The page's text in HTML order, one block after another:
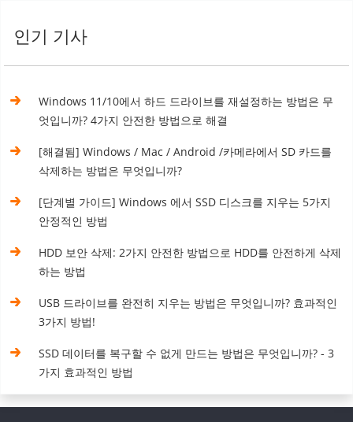
인기 기사
Windows 11/10에서 하드 드라이브를 재설정하는 방법은 무
엇입니까? 4가지 안전한 방법으로 해결
[해결됨] Windows / Mac / Android /카메라에서 SD 카드를
삭제하는 방법은 무엇입니까?
[단계별 가이드] Windows 에서 SSD 디스크를 지우는 5가지
안정적인 방법
HDD 보안 삭제: 2가지 안전한 방법으로 HDD를 안전하게 삭제
하는 방법
USB 드라이브를 완전히 지우는 방법은 무엇입니까? 효과적인
3가지 방법!
SSD 데이터를 복구할 수 없게 만드는 방법은 무엇입니까? - 3
가지 효과적인 방법